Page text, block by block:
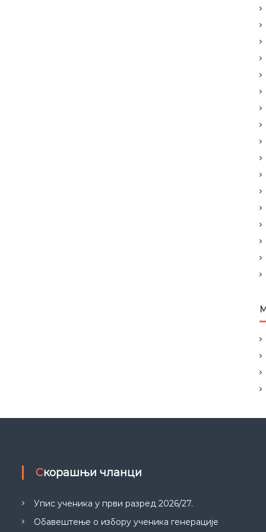
Скорашњи чланци
Упис ученика у први разред 2026/27.
Обавештење о избору ученика генерације